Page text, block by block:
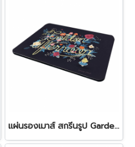
แผ่นรองเมาส์ สกรีนรูป Garden Mouse Pad